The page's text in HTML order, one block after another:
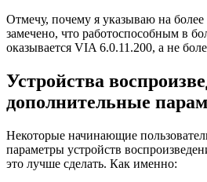
Отмечу, почему я указываю на
замечено, что работоспособным в
оказывается VIA 6.0.11.200, а не
Устройства
дополнительные
Некоторые начинающие
параметры устройств
это лучше сделать. Как именно: